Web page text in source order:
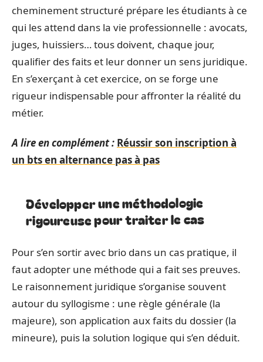
cheminement structuré prépare les étudiants à ce
qui les attend dans la vie professionnelle : avocats,
juges, huissiers… tous doivent, chaque jour,
qualifier des faits et leur donner un sens juridique.
En s’exerçant à cet exercice, on se forge une
rigueur indispensable pour affronter la réalité du
métier.
A lire en complément : Réussir son inscription à
un bts en alternance pas à pas
Développer une méthodologie
rigoureuse pour traiter le cas
Pour s’en sortir avec brio dans un cas pratique, il
faut adopter une méthode qui a fait ses preuves.
Le raisonnement juridique s’organise souvent
autour du syllogisme : une règle générale (la
majeure), son application aux faits du dossier (la
mineure), puis la solution logique qui s’en déduit.